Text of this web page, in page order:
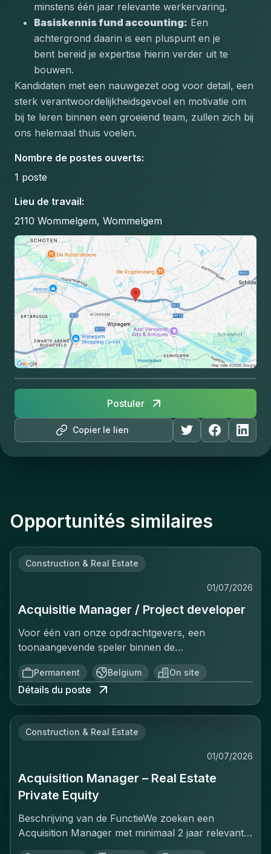
minstens één jaar relevante werkervaring.
Basiskennis fund accounting: Een
achtergrond daarin is een pluspunt en je
bent bereid je expertise hierin verder uit te
bouwen.
Kandidaten met een nauwgezet oog voor detail, een
sterk verantwoordelijkheidsgevoel en motivatie om
bij te leren binnen een groeiend team, zullen zich bij
ons helemaal thuis voelen.
Nombre de postes ouverts:
1 poste
Lieu de travail:
2110 Wommelgem, Wommelgem
Copier le lien
Postuler
Opportunités similaires
Construction & Real Estate
01/07/2026
Acquisitie Manager / Project developer
Voor één van onze opdrachtgevers, een
toonaangevende speler binnen de
vastgoedinvesteringsmarkt, zijn wij op zoek naar
een Investment Manager.In deze rol ben je
verantwoordelijk voor het identificeren, analyseren
en realiseren van nieuwe
volledige acquisitieproces, van prospectie en
transactie. Daarnaast draag je bij aan de verdere
uitbouw van de investeringsstrategie en de groei
van de vastgoedportefeuille.Deze functie is ideaal
analytische vaardigheden, een uitgebreid netwerk
binnen de vastgoedsector en een passie voor
investeringen.Jouw verantwoordelijkheden :Actief
Permanent Belgium On site
Détails du poste
Construction & Real Estate
01/07/2026
Acquisition Manager – Real Estate
Private Equity
Beschrijving van de FunctieWe zoeken een
Acquisition Manager met minimaal 2 jaar relevante
ervaring in real estate private equity en